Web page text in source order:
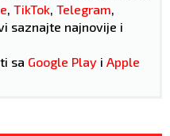
TikTok Telegram
saznajte najnovije i
sa Google Play i Apple